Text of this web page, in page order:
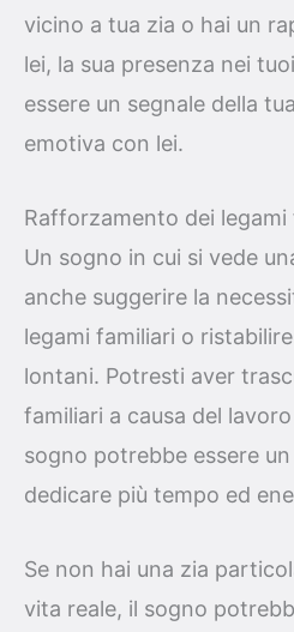
vicino a tua zia o hai un
lei, la sua presenza nei
essere un segnale della
emotiva con lei.
Rafforzamento dei legami
Un sogno in cui si vede
anche suggerire la
legami familiari o
lontani. Potresti aver
familiari a causa del
sogno potrebbe essere
dedicare più tempo ed
Se non hai una zia
vita reale, il sogno